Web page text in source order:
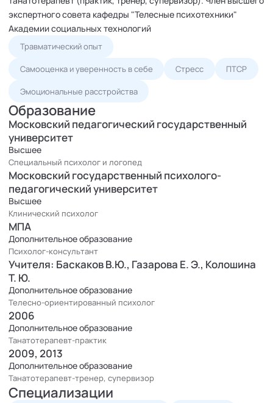
экспертного совета кафедры "Телесные психотехники"
Академии социальных технологий
Травматический опыт
Самооценка и уверенность в себе Стресс ПТСР
Эмоциональные расстройства
Образование
Московский педагогический государственный
университет
Высшее
Специальный психолог и логопед
Московский государственный психолого-
педагогический университет
Высшее
Клинический психолог
МПА
Дополнительное образование
Психолог-консультант
Учителя: Баскаков В.Ю., Газарова Е. Э., Колошина
Т. Ю.
Дополнительное образование
Телесно-ориентированный психолог
2006
Дополнительное образование
Танатотерапевт-практик
2009, 2013
Дополнительное образование
Танатотерапевт-тренер, супервизор
Специализации